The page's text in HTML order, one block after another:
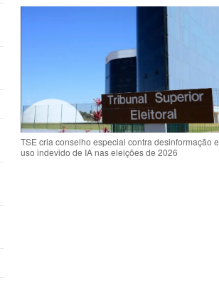
TSE cria conselho especial contra desinformação e
uso indevido de IA nas eleições de 2026